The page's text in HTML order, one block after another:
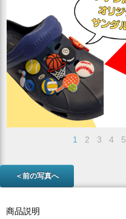
1 2 3 4 5
＜前の写真へ
商品説明